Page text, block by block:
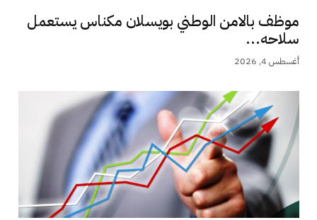
موظف بالامن الوطني بويسلان مكناس يستعمل
سلاحه...
أغسطس 4, 2026